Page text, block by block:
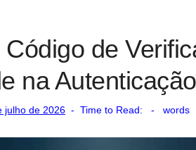
de
na Autenticação
julho de 2026 Time to Read: - words